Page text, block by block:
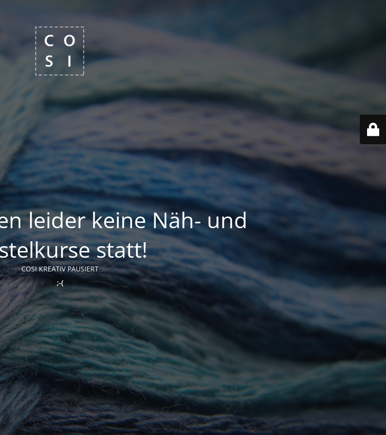
leider keine Näh- und
statt!
COSI KREATIV PAUSIERT
;-(